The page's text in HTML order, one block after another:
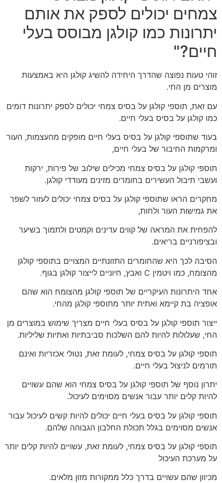
צמחים יכולים לספק את אותם
יתרונות כמו קולגן מבוסס בעלי
חיים?"
זוהי טעות נפוצה שהדרך היחידה להשיג קולגן היא באמצעות
מוצרים מן החי.
עם זאת, תוספי קולגן על בסיס צמחי יכולים לספק יתרונות דומים
כמו קולגן על בסיס בעלי חיים.
בעוד שתוספי קולגן על בסיס בעלי חיים מופקים מהעצמות, העור
ומרקמות החיבור של בעלי חיים,
תוספי קולגן על בסיס צמחי מכילים שילוב של פירות, ירקות
ועשבי תיבול העשירים בחומרים מזינים מעודדי קולגן.
מחקרים הראו שתוספי קולגן על בסיס צמחי יכולים לעזור לשפר
את גמישות העור ולחות,
להפחית את המראה של קווים עדינים וקמטים ולתמוך בשיער
ובציפורניים בריאים.
הסיבה לכך היא שהחומרים התזונתיים המצויים בתוספי קולגן
מהצומח, כמו ויטמין C ואבץ, חיוניים לייצור קולגן בגוף.
אחד היתרונות העיקריים של תוספי קולגן מהצומח הוא שהם
אופציה בת קיימא ואתית יותר מתוספי קולגן מהחי.
ייצור תוספי קולגן על בסיס בעלי חיים מצריך שימוש במוצרים מן
החי, שעלולות להיות להם השלכות סביבתיות ואתיות שליליות.
תוספי קולגן על בסיס צמחי, לעומת זאת, נטולי אכזריות ואינם
תורמים לניצול בעלי חיים.
יתרון נוסף של תוספי קולגן על בסיס צמחי הוא שהם עשויים
להיות קלים יותר עבור אנשים מסוימים לעיכול.
תוספי קולגן על בסיס בעלי חיים יכולים להיות קשים לעיכול עבור
אנשים מסוימים בגלל תכולת החלבון הגבוהה שלהם.
תוספי קולגן על בסיס צמחי, לעומת זאת, עשויים להיות קלים יותר
על מערכת העיכול
מכיוון שהם עשויים בדרך כלל ממקורות מזון מלאים.